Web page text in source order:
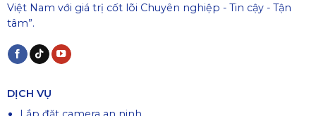
Việt Nam với giá trị cốt lõi Chuyên nghiệp - Tin cậy - Tận
tâm”.
DỊCH VỤ